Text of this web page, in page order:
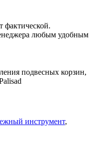
фактической.
любым удобным
подвесных корзин,
инструмент,